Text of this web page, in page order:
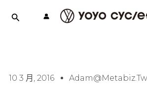
10 3 月, 2016 Adam@metabiz.tw